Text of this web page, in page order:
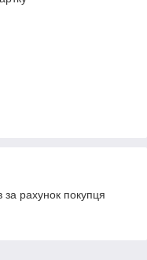
рахунок покупця